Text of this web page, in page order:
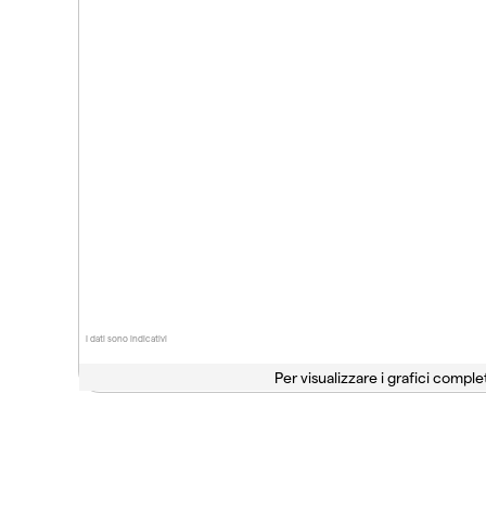
I dati sono indicativi
Per visualizzare i grafici